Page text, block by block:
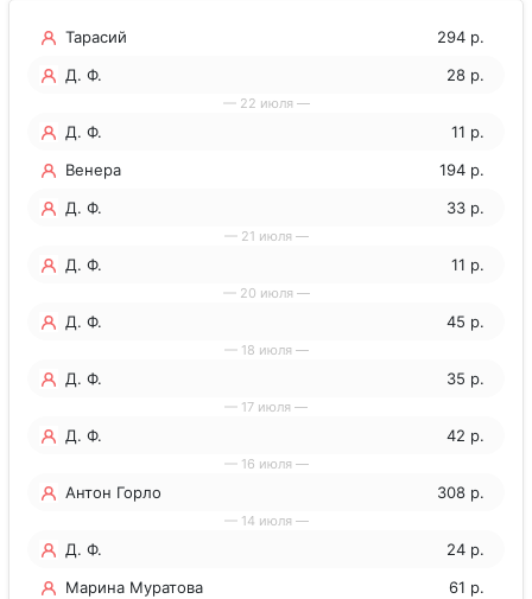
Тарасий
294 р.
Д. Ф.
28 р.
— 22 июля —
Д. Ф.
11 р.
Венера
194 р.
Д. Ф.
33 р.
— 21 июля —
Д. Ф. 11 р.
— 20 июля —
Д. Ф. 45 р.
— 18 июля —
Д. Ф. 35 р.
— 17 июля —
Д. Ф. 42 р.
— 16 июля —
Антон Горло 308 р.
— 14 июля —
Д. Ф.
24 р.
Марина Муратова
61 р.